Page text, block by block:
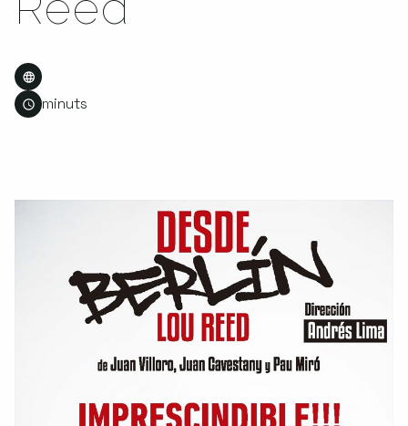
minuts